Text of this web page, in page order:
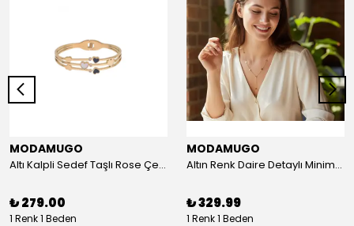
MODAMUGO
Altı Kalpli Sedef Taşlı Rose Çelik Kelepçe Bileklik
₺ 279.00
1 Renk 1 Beden
MODAMUGO
Altın Renk Daire Detaylı Minimal Y Çelik Kolye
₺ 329.99
1 Renk 1 Beden